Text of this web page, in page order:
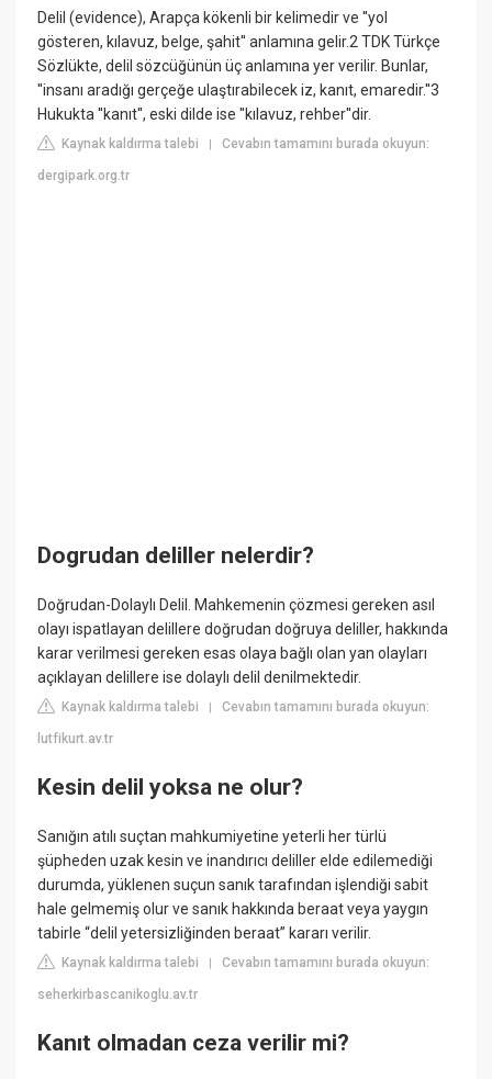
Delil (evidence), Arapça kökenli bir kelimedir ve ''yol
gösteren, kılavuz, belge, şahit'' anlamına gelir.2 TDK Türkçe
Sözlükte, delil sözcüğünün üç anlamına yer verilir. Bunlar,
''insanı aradığı gerçeğe ulaştırabilecek iz, kanıt, emaredir.''3
Hukukta ''kanıt'', eski dilde ise ''kılavuz, rehber''dir.
Kaynak kaldırma talebi |Cevabın tamamını burada okuyun:
dergipark.org.tr
Dogrudan deliller nelerdir?
Doğrudan-Dolaylı Delil. Mahkemenin çözmesi gereken asıl
olayı ispatlayan delillere doğrudan doğruya deliller, hakkında
karar verilmesi gereken esas olaya bağlı olan yan olayları
açıklayan delillere ise dolaylı delil denilmektedir.
Kaynak kaldırma talebi |Cevabın tamamını burada okuyun:
lutfikurt.av.tr
Kesin delil yoksa ne olur?
Sanığın atılı suçtan mahkumiyetine yeterli her türlü
şüpheden uzak kesin ve inandırıcı deliller elde edilemediği
durumda, yüklenen suçun sanık tarafından işlendiği sabit
hale gelmemiş olur ve sanık hakkında beraat veya yaygın
tabirle “delil yetersizliğinden beraat” kararı verilir.
Kaynak kaldırma talebi |Cevabın tamamını burada okuyun:
seherkirbascanikoglu.av.tr
Kanıt olmadan ceza verilir mi?